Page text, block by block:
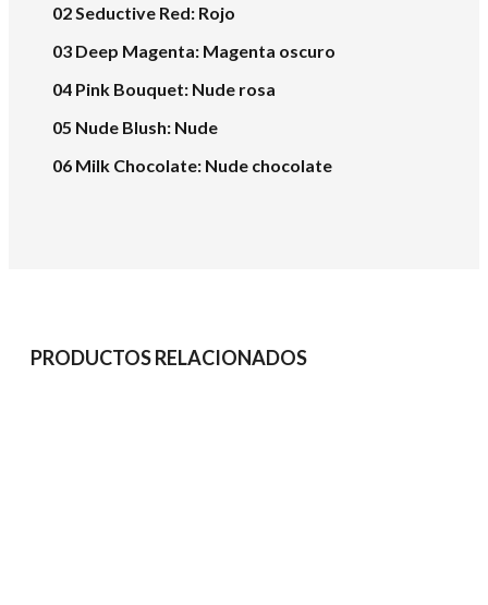
02 Seductive Red: Rojo
03 Deep Magenta: Magenta oscuro
04 Pink Bouquet: Nude rosa
05 Nude Blush: Nude
06 Milk Chocolate: Nude chocolate
PRODUCTOS RELACIONADOS